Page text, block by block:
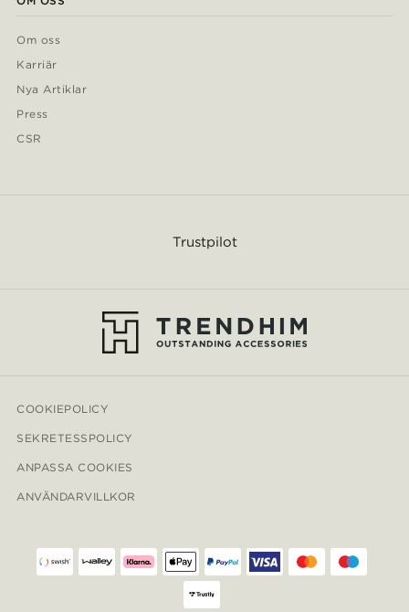
Om oss
Karriär
Nya Artiklar
Press
CSR
Trustpilot
COOKIEPOLICY
SEKRETESSPOLICY
ANPASSA COOKIES
ANVÄNDARVILLKOR